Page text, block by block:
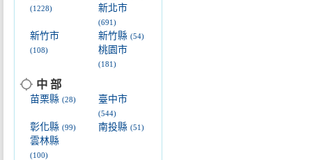
(1228) 新北市
(691)
新竹市
(108)
新竹縣(54)
桃園市
(181)
location_searching 中 部
苗栗縣 (28) 臺中市
(544)
彰化縣 (99) 南投縣(51)
雲林縣
(100)